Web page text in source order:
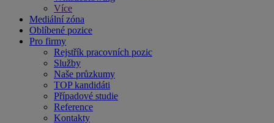
Více
Mediální zóna
Oblíbené pozice
Pro firmy
Rejstřík pracovních pozic
Služby
Naše průzkumy
TOP kandidáti
Případové studie
Reference
Kontakty